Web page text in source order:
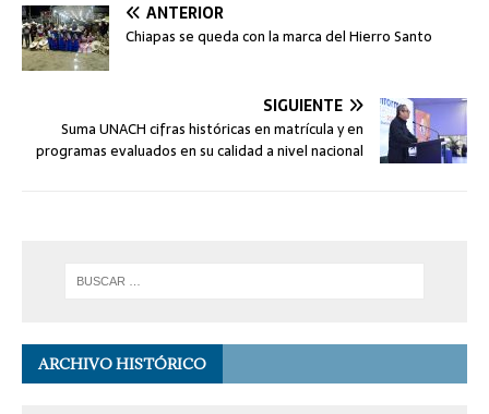
ANTERIOR
Chiapas se queda con la marca del Hierro Santo
SIGUIENTE
Suma UNACH cifras históricas en matrícula y en
programas evaluados en su calidad a nivel nacional
ARCHIVO HISTÓRICO